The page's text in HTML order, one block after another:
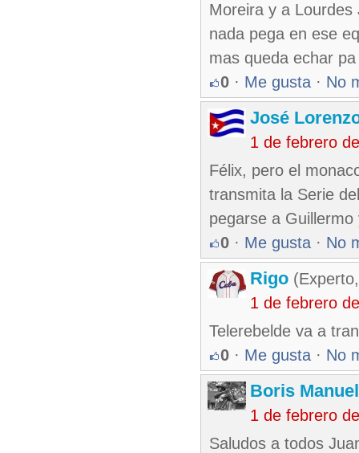
Moreira y a
nada pega en ese
mas queda echar
0 · Me gusta · No
José
1 de febrero
Félix, pero el
transmita la Serie
pegarse a Guillermo
0 · Me gusta · No
Rigo
1 de febrero
Telerebelde va a
0 · Me gusta · No
Boris
1 de febrero
Saludos a todos